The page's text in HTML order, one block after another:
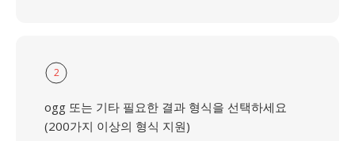
2
ogg 또는 기타 필요한 결과 형식을 선택하세요
(200가지 이상의 형식 지원)